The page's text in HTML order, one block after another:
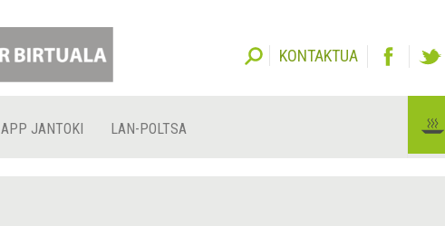
KONTAKTUA
APP JANTOKI LAN-POLTSA